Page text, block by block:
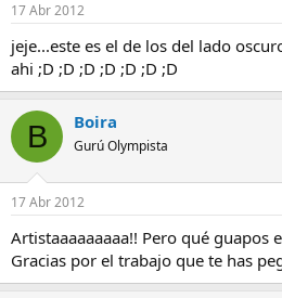
17 Abr 2012
jeje...este es el de los del lado
ahi ;D ;D ;D ;D ;D ;D ;D
B Boira
Gurú Olympista
17 Abr 2012
Artistaaaaaaaaa!! Pero qué guapos
Gracias por el trabajo que te has